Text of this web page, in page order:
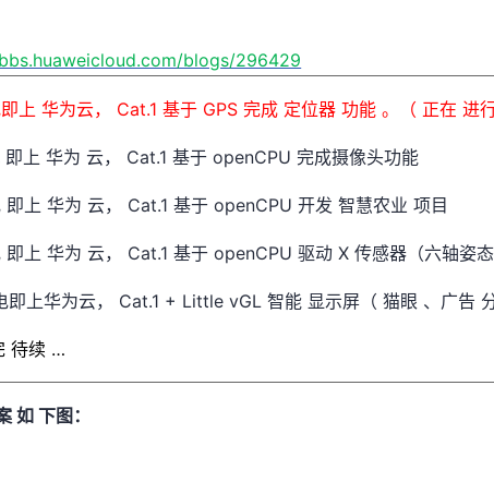
blogs/296429
即上华为云， Cat.1基于 GPS完成 定位器功能。（ 正在进
即上华为 云， Cat.1基于openCPU 完成摄像头功能
即上华为 云， Cat.1基于openCPU开发智慧农业项目
即上华为 云， Cat.1基于openCPU驱动X传感器（六轴姿态
即上华为云， Cat.1 + LittlevGL智能 显示屏（猫眼 、广告
待续 …
如下图：